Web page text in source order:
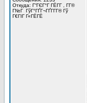
Откуда: Г“ГЄГ°Г ГЁГ­Г , Г­Г®
Г№Г ГўГ°ГҐГ¬ГҐГ­Г­Г® Гў
Г€ГІГ Г«ГЁГЁ